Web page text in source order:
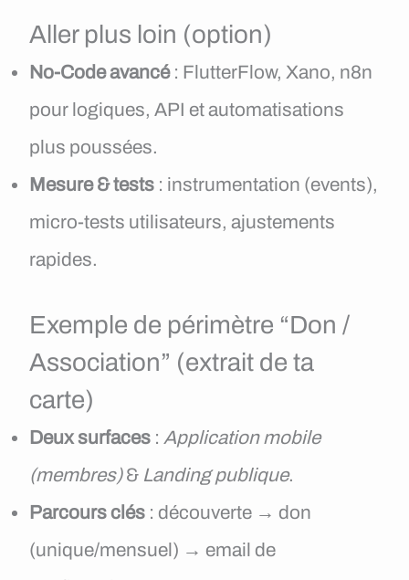
Aller plus loin (option)
No-Code avancé: FlutterFlow, Xano, n8n
pour logiques, API et automatisations
plus poussées.
Mesure & tests : instrumentation (events),
micro-tests utilisateurs, ajustements
rapides.
Exemple de périmètre “Don /
Association” (extrait de ta
carte)
Deux surfaces : Application mobile
(membres)& Landing publique.
Parcours clés : découverte → don
(unique/mensuel) → email de